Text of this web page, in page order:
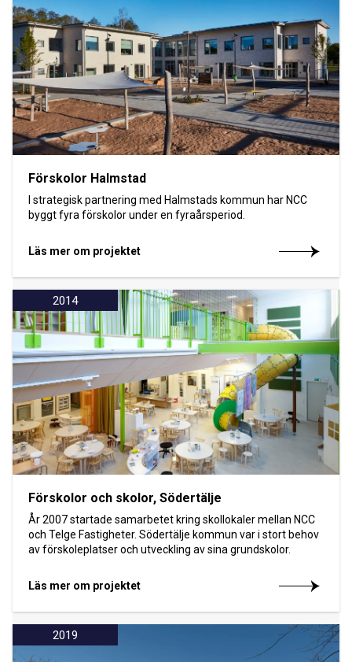
Förskolor Halmstad
I strategisk partnering med Halmstads kommun har NCC
byggt fyra förskolor under en fyraårsperiod.
Läs mer om projektet
2014
Förskolor och skolor, Södertälje
År 2007 startade samarbetet kring skollokaler mellan NCC
och Telge Fastigheter. Södertälje kommun var i stort behov
av förskoleplatser och utveckling av sina grundskolor.
Läs mer om projektet
2019